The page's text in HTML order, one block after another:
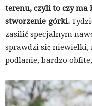
terenu, czyli to czy ma
stworzenie górki.
zasilić specjalnym
sprawdzi się niewielki,
podlanie, bardzo